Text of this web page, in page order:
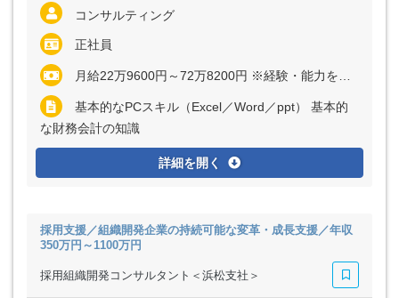
コンサルティング
正社員
月給22万9600円～72万8200円 ※経験・能力を考慮の上、優遇いたします
基本的なPCスキル（Excel／Word／ppt） 基本的
な財務会計の知識
詳細を開く
採用支援／組織開発企業の持続可能な変革・成長支援／年収
350万円～1100万円
採用組織開発コンサルタント＜浜松支社＞